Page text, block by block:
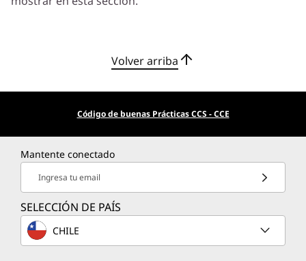
Servicios de Implementación
ayudaremos a simplificar la implementación de nuevas
Más información
Servicios de Asistencia
Proteja su inversión en TI. Nuestros expertos están
Volver arriba
Código de buenas Prácticas CCS - CCE
Mantente conectado
Ingresa tu email
SELECCIÓN DE PAÍS
CHILE